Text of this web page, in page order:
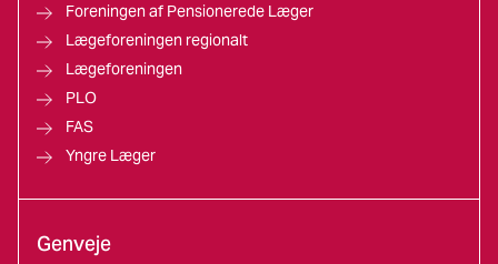
Foreningen af Pensionerede Læger
Lægeforeningen regionalt
Lægeforeningen
PLO
FAS
Yngre Læger
Genveje